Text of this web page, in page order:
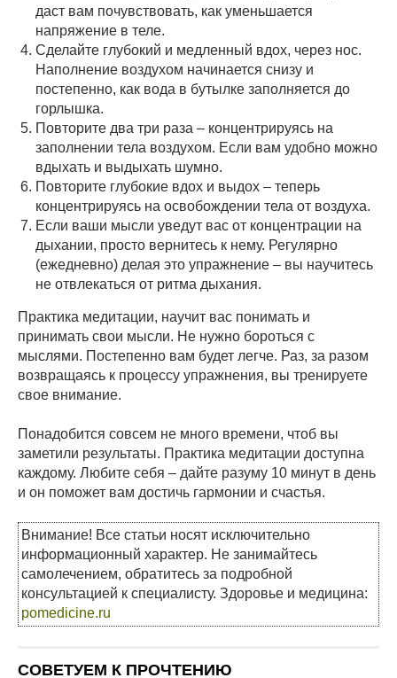
даст вам почувствовать, как уменьшается
напряжение в теле.
Сделайте глубокий и медленный вдох, через нос.
Наполнение воздухом начинается снизу и
постепенно, как вода в бутылке заполняется до
горлышка.
Повторите два три раза – концентрируясь на
заполнении тела воздухом. Если вам удобно можно
вдыхать и выдыхать шумно.
Повторите глубокие вдох и выдох – теперь
концентрируясь на освобождении тела от воздуха.
Если ваши мысли уведут вас от концентрации на
дыхании, просто вернитесь к нему. Регулярно
(ежедневно) делая это упражнение – вы научитесь
не отвлекаться от ритма дыхания.
Практика медитации, научит вас понимать и
принимать свои мысли. Не нужно бороться с
мыслями. Постепенно вам будет легче. Раз, за разом
возвращаясь к процессу упражнения, вы тренируете
свое внимание.
Понадобится совсем не много времени, чтоб вы
заметили результаты. Практика медитации доступна
каждому. Любите себя – дайте разуму 10 минут в день
и он поможет вам достичь гармонии и счастья.
Внимание! Все статьи носят исключительно
информационный характер. Не занимайтесь
самолечением, обратитесь за подробной
консультацией к специалисту. Здоровье и медицина:
pomedicine.ru
СОВЕТУЕМ К ПРОЧТЕНИЮ